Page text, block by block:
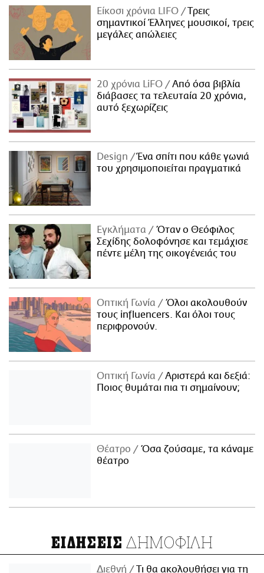
Είκοσι χρόνια LIFO
Tρεις
σημαντικοί Έλληνες μουσικοί, τρεις
μεγάλες απώλειες
20 χρόνια LiFO
Από όσα βιβλία
διάβασες τα τελευταία 20 χρόνια,
αυτό ξεχωρίζεις
Design
Ένα σπίτι που κάθε γωνιά
του χρησιμοποιείται πραγματικά
Εγκλήματα
Όταν ο Θεόφιλος
Σεχίδης δολοφόνησε και τεμάχισε
πέντε μέλη της οικογένειάς του
Οπτική Γωνία
Όλοι ακολουθούν
τους influencers. Και όλοι τους
περιφρονούν.
Οπτική Γωνία
Αριστερά και δεξιά:
Ποιος θυμάται πια τι σημαίνουν;
Θέατρο
Όσα ζούσαμε, τα κάναμε
θέατρο
ΕΙΔΗΣΕΙΣ ΔΗΜΟΦΙΛΗ
Διεθνή Τι θα ακολουθήσει για τη